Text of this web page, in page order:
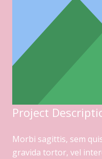
Project
Morbi sagittis, sem
gravida tortor, vel